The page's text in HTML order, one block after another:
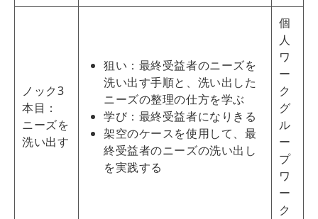
ノック3
本目：
ニーズを
洗い出す
狙い：最終受益者のニーズを
洗い出す手順と、洗い出した
ニーズの整理の仕方を学ぶ
学び：最終受益者になりきる
架空のケースを使用して、最
終受益者のニーズの洗い出し
を実践する
個
人
ワ
ー
ク
グ
ル
ー
プ
ワ
ー
ク